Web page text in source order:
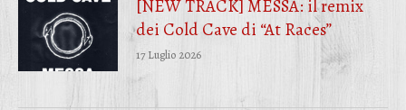
[NEW TRACK] MESSA: il remix
dei Cold Cave di “At Races”
17 Luglio 2026